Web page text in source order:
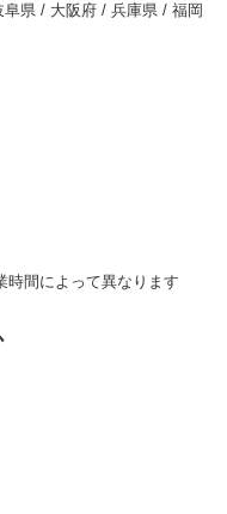
県 / 大阪府 / 兵庫県 / 福岡
間によって異なります